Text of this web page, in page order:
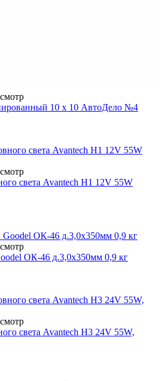
10 х 10 АвтоДело №4
света Avantech H1 12V 55W
ОК-46 д.3,0х350мм 0,9 кг
света Avantech H3 24V 55W,